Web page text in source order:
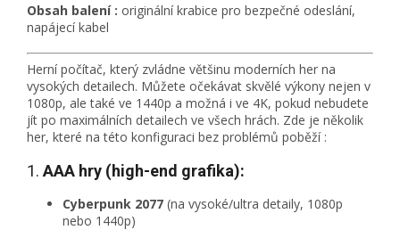
Obsah balení : originální krabice pro bezpečné odeslání,
napájecí kabel
Herní počítač, který zvládne většinu moderních her na
vysokých detailech. Můžete očekávat skvělé výkony nejen v
1080p, ale také ve 1440p a možná i ve 4K, pokud nebudete
jít po maximálních detailech ve všech hrách. Zde je několik
her, které na této konfiguraci bez problémů poběží :
1. AAA hry (high-end grafika):
Cyberpunk 2077 (na vysoké/ultra detaily, 1080p
nebo 1440p)